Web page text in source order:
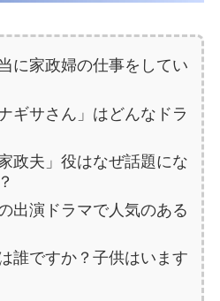
に家政婦の仕事をしてい
ギサさん」はどんなドラ
政夫」役はなぜ話題にな
出演ドラマで人気のある
誰ですか？子供はいます